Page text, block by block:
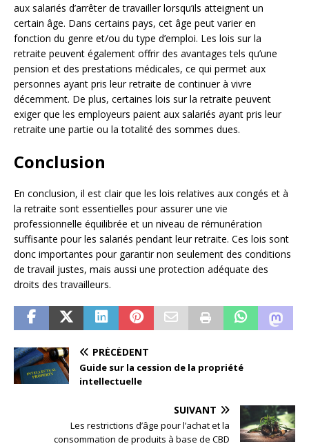
aux salariés d’arrêter de travailler lorsqu’ils atteignent un
certain âge. Dans certains pays, cet âge peut varier en
fonction du genre et/ou du type d’emploi. Les lois sur la
retraite peuvent également offrir des avantages tels qu’une
pension et des prestations médicales, ce qui permet aux
personnes ayant pris leur retraite de continuer à vivre
décemment. De plus, certaines lois sur la retraite peuvent
exiger que les employeurs paient aux salariés ayant pris leur
retraite une partie ou la totalité des sommes dues.
Conclusion
En conclusion, il est clair que les lois relatives aux congés et à
la retraite sont essentielles pour assurer une vie
professionnelle équilibrée et un niveau de rémunération
suffisante pour les salariés pendant leur retraite. Ces lois sont
donc importantes pour garantir non seulement des conditions
de travail justes, mais aussi une protection adéquate des
droits des travailleurs.
PRÉCÉDENT
Guide sur la cession de la propriété
intellectuelle
SUIVANT
Les restrictions d’âge pour l’achat et la
consommation de produits à base de CBD